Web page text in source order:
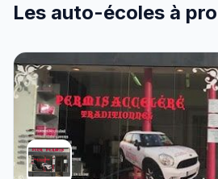
Les auto-écoles à